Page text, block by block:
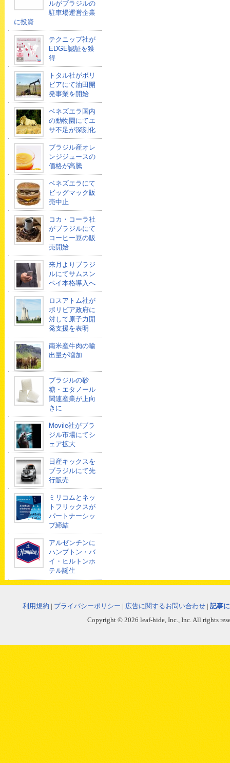
ルがブラジルの
駐車場運営企業
に投資
テクニップ社が
EDGE認証を獲
得
トタル社がボリ
ビアにて油田開
発事業を開始
ベネズエラ国内
の動物園にてエ
サ不足が深刻化
ブラジル産オレ
ンジジュースの
価格が高騰
ベネズエラにて
ビッグマック販
売中止
コカ・コーラ社
がブラジルにて
コーヒー豆の販
売開始
来月よりブラジ
ルにてサムスン
ペイ本格導入へ
ロスアトム社が
ボリビア政府に
対して原子力開
発支援を表明
南米産牛肉の輸
出量が増加
ブラジルの砂
糖・エタノール
関連産業が上向
きに
Movile社がブラ
ジル市場にてシ
ェア拡大
日産キックスを
ブラジルにて先
行販売
ミリコムとネッ
トフリックスが
パートナーシッ
プ締結
アルゼンチンに
ハンプトン・バ
イ・ヒルトンホ
テル誕生
利用規約 | プライバシーポリシー | 広告に関するお問い合わせ | 記事
Copyright © 2026 leaf-hide, Inc., Inc. All rights